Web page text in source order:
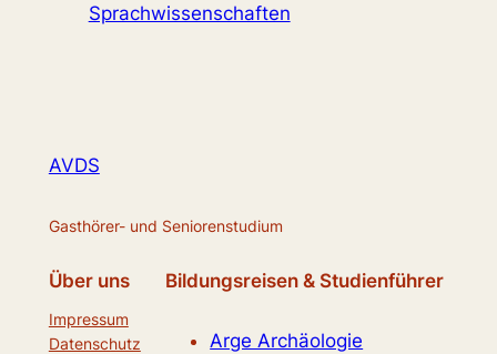
Sprachwissenschaften
AVDS
Gasthörer- und Seniorenstudium
Über uns
Impressum
Datenschutz
Bildungsreisen & Studienführer
Arge Archäologie